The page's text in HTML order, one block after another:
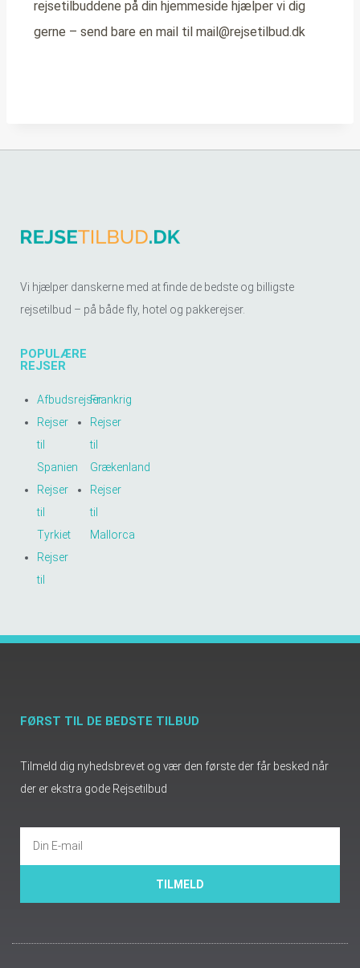
rejsetilbuddene på din hjemmeside hjælper vi dig
gerne – send bare en mail til mail@rejsetilbud.dk
Vi hjælper danskerne med at finde de bedste og billigste
rejsetilbud – på både fly, hotel og pakkerejser.
POPULÆRE
REJSER
Afbudsrejser
Rejser
til
Spanien
Rejser
til
Tyrkiet
Rejser
til
Frankrig
Rejser
til
Grækenland
Rejser
til
Mallorca
FØRST TIL DE BEDSTE TILBUD
Tilmeld dig nyhedsbrevet og vær den første der får besked når
der er ekstra gode Rejsetilbud
TILMELD